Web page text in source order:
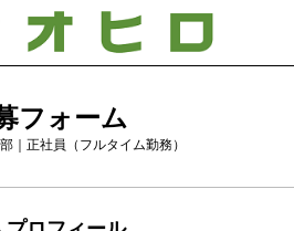
フォーム
｜正社員（フルタイム勤務）